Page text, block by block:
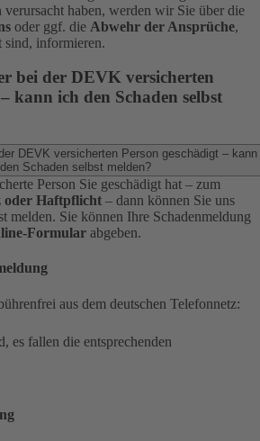
verursacht haben, werden wir Sie über die
oder ggf. die Abwehr der Ansprüche,
sind, informieren.
bei der DEVK versicherten
kann ich den Schaden selbst
DEVK versicherten Person geschädigt – kann
Schaden selbst melden?
Person Sie geschädigt hat – zum
oder Haftpflicht – dann können Sie uns
melden. Sie können Ihre Schadenmeldung
Formular abgeben.
aus dem deutschen Telefonnetz:
es fallen die entsprechenden